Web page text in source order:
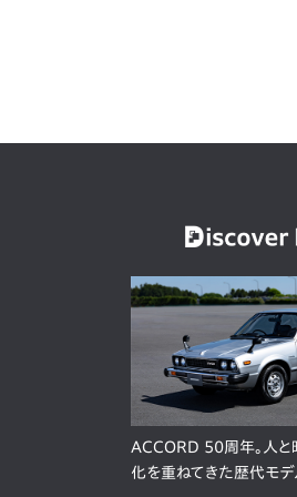
ACCORD 50周年。人と
化を重ねてきた歴代モ